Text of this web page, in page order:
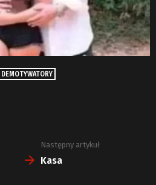
DEMOTYWATORY
Następny artykuł
Kasa